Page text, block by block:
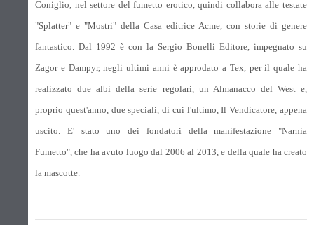
Coniglio, nel settore del fumetto erotico, quindi collabora alle testate
"Splatter" e "Mostri" della Casa editrice Acme, con storie di genere
fantastico. Dal 1992 è con la Sergio Bonelli Editore, impegnato su
Zagor e Dampyr, negli ultimi anni è approdato a Tex, per il quale ha
realizzato due albi della serie regolari, un Almanacco del West e,
proprio quest'anno, due speciali, di cui l'ultimo, Il Vendicatore, appena
uscito. E' stato uno dei fondatori della manifestazione "Narnia
Fumetto", che ha avuto luogo dal 2006 al 2013, e della quale ha creato
la mascotte.